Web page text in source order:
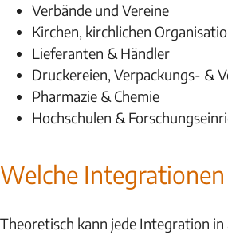
Verbände und Vereine
Kirchen, kirchlichen
Lieferanten & Händler
Druckereien, Verpackungs- &
Pharmazie & Chemie
Hochschulen &
Welche
Theoretisch kann jede Integration